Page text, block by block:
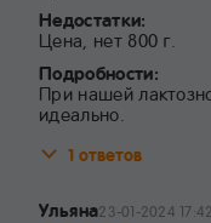
Недостатки:
Цена, нет 800 г.
Подробности:
При нашей
идеально.
1 ответов
Ульяна23-01-2024 17:42